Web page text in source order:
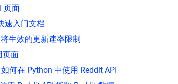
页面
速入门文档
生效的更新速率限制
页面
何在 Python 中使用 Reddit API